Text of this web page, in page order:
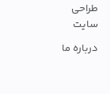
طراحی
سایت
درباره ما